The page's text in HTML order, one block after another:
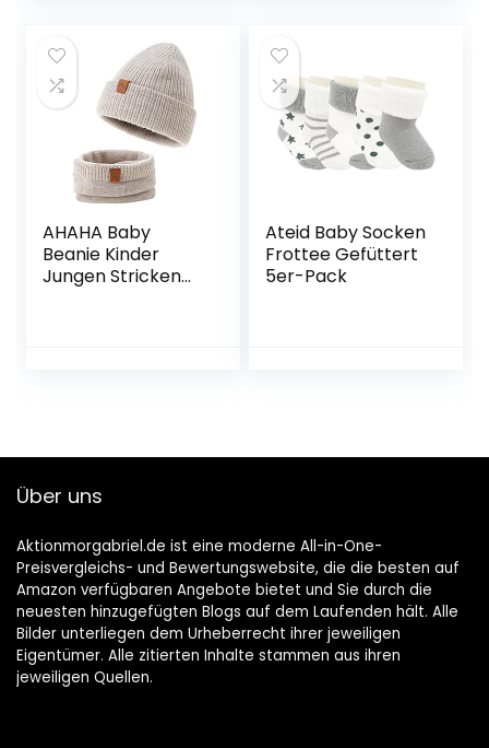
AHAHA Baby
Beanie Kinder
Jungen Stricken
Ateid Baby Socken
Frottee Gefüttert
5er-Pack
Über uns
Aktionmorgabriel.de ist eine moderne All-in-One-
Preisvergleichs- und Bewertungswebsite, die die besten auf
Amazon verfügbaren Angebote bietet und Sie durch die
neuesten hinzugefügten Blogs auf dem Laufenden hält. Alle
Bilder unterliegen dem Urheberrecht ihrer jeweiligen
Eigentümer. Alle zitierten Inhalte stammen aus ihren
jeweiligen Quellen.